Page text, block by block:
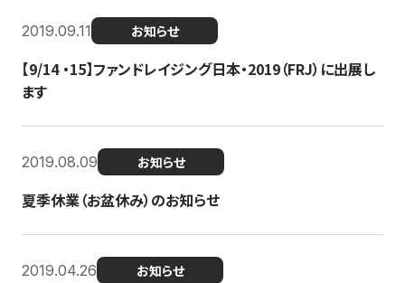
2019.09.11 お知らせ
【9/14 ・15】ファンドレイジング日本・2019（FRJ）に出展し
ます
2019.08.09 お知らせ
夏季休業（お盆休み）のお知らせ
2019.04.26 お知らせ